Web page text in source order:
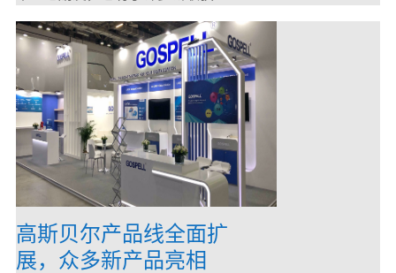
高斯贝尔产品线全面扩
展，众多新产品亮相